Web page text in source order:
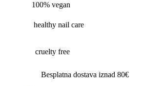
100% vegan
healthy nail care
cruelty free
Besplatna dostava iznad 80€